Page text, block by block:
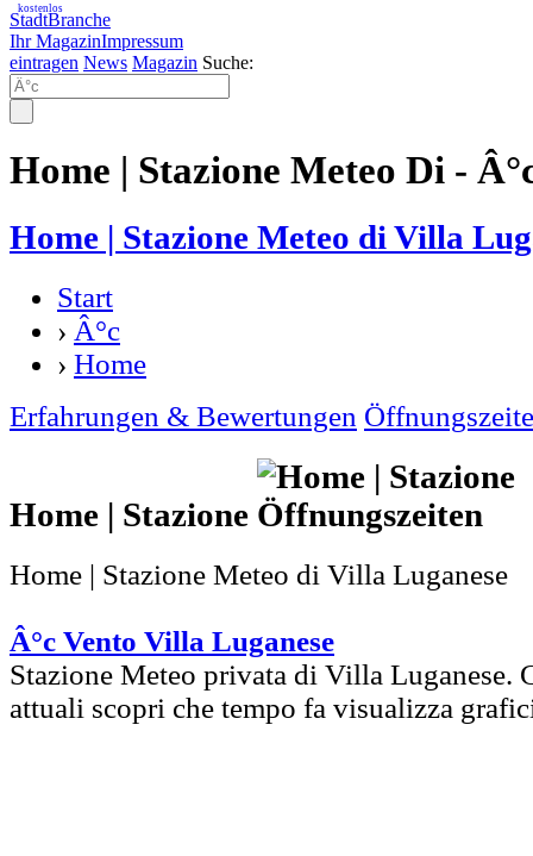
StadtBranche
Ihr MagazinImpressum
kostenlos
eintragen News Magazin Suche:
Home | Stazione Meteo Di -
Home | Stazione Meteo di Villa
Start
› Â°c
› Home
Erfahrungen & Bewertungen
Home | Stazione
Home | Stazione Meteo di Villa Luganese
Â°c Vento Villa Luganese
Stazione Meteo privata di Villa Luganese.
attuali scopri che tempo fa visualizza